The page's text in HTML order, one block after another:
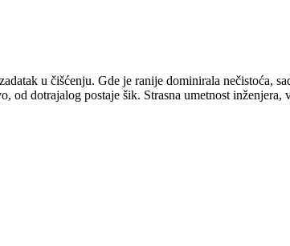
u čišćenju. Gde je ranije dominirala nečistoća,
dotrajalog postaje šik. Strasna umetnost inženjera,